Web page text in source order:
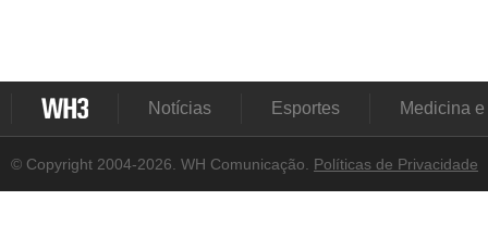
Notícias Esportes Medicina
© Copyright 2004-2026. WH Comunicação. Políticas de Privacidade